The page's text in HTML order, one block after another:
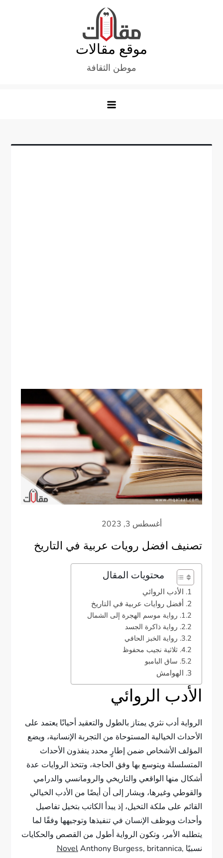
موقع مقالات
موطن الثقافة
تصنيف افضل رويات عربية في التاريخ
محتويات المقال
الأدب الروائي
أفضل روايات عربية في التاريخ
رواية موسم الهجرة إلى الشمال
رواية ذاكرة الجسد
رواية الخبز الحافي
ثلاثية نجيب محفوظ
ساق البامبو
الهوامش
الأدب الروائي
الرواية أدب نثري يمتاز بالطول والتعقيد أحيانًا يعتمد على
الأحداث الخيالية المستوحاة من التجربة الإنسانية، ويضع
المؤلف الأشخاص ضمن إطارٍ محدد ينفذون الأحداث
المتسلسلة ويتوسع بها وفق الحاجة، وتتخذ الروايات عدة
أشكال منها الواقعي والتاريخي والرومانسي والدرامي
والقوطي وغيرها، ويشار إلى أن أيضًا من الأدب الخيالي
القائم على ملكة التخيل، إذ يبدأ الكاتب بتخيل تفاصيل
وأحداث ويوظف الإنسان في تنفيذها وتوجيهها وفقًا لما
يتطلبه الأمر، وتكون الرواية أطول من القصص والحكايات
نسبيًا
NovelAnthony Burgess, britannica,